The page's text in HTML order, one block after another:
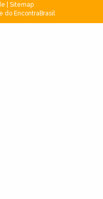
Sitemap
do EncontraBrasil